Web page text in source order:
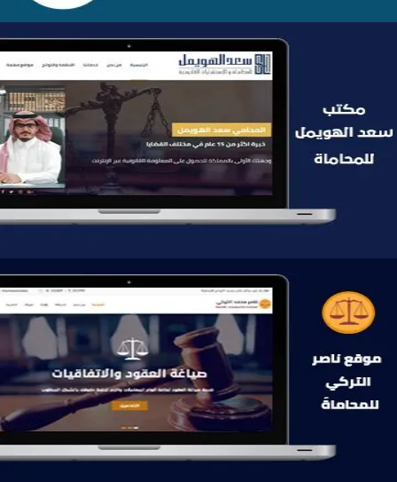
موقع سعد الهويمل للمحاماة
التفاصيل
موقع ناصر التركي للمحاماة
التفاصيل